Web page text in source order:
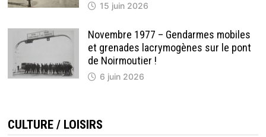
15 juin 2026
Novembre 1977 – Gendarmes mobiles
et grenades lacrymogènes sur le pont
de Noirmoutier !
6 juin 2026
CULTURE / LOISIRS